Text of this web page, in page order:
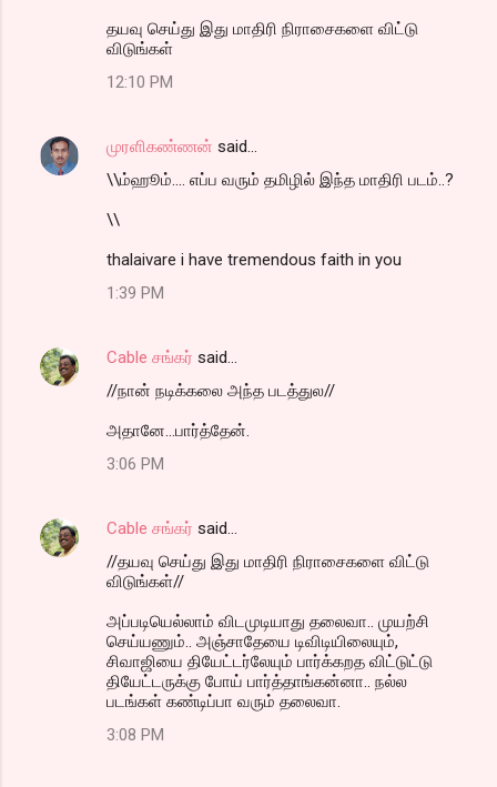
தயவு செய்து இது மாதிரி நிராசைகளை விட்டு
விடுங்கள்
12:10 PM
முரளிகண்ணன் said…
\\ம்ஹூம்.... எப்ப வரும் தமிழில் இந்த மாதிரி படம்..?
\\
thalaivare i have tremendous faith in you
1:39 PM
Cable சங்கர் said…
//நான் நடிக்கலை அந்த படத்துல//
அதானே...பார்த்தேன்.
3:06 PM
Cable சங்கர் said…
//தயவு செய்து இது மாதிரி நிராசைகளை விட்டு
விடுங்கள்//
அப்படியெல்லாம் விடமுடியாது தலைவா.. முயற்சி
செய்யணும்.. அஞ்சாதேயை டிவிடியிலையும்,
சிவாஜியை தியேட்டர்லேயும் பார்க்கறத விட்டுட்டு
தியேட்டருக்கு போய் பார்த்தாங்கன்னா.. நல்ல
படங்கள் கண்டிப்பா வரும் தலைவா.
3:08 PM